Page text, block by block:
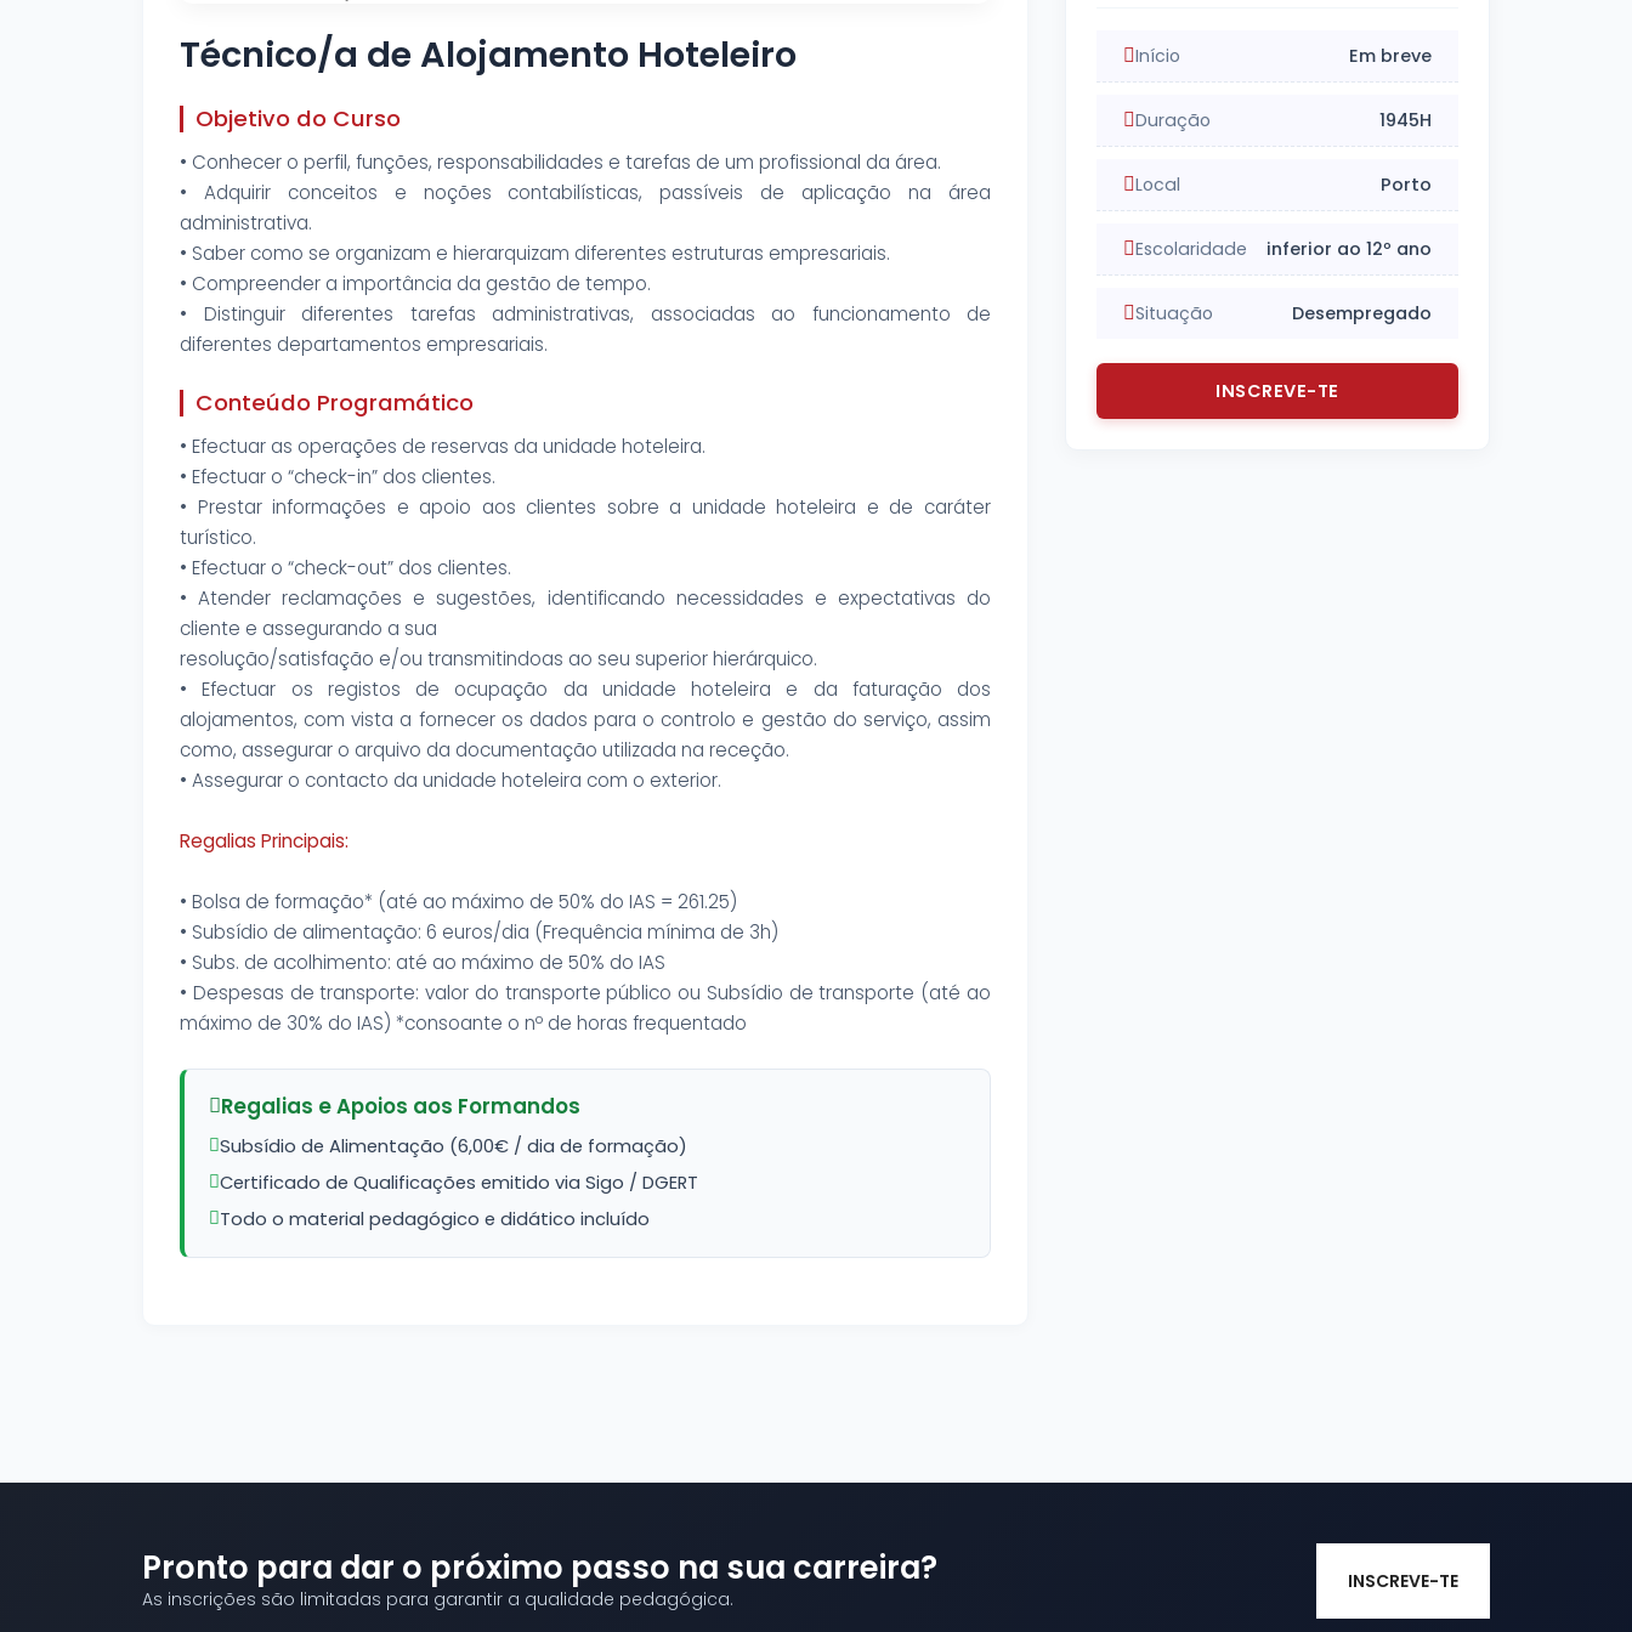
Técnico/a de Alojamento Hoteleiro
Objetivo do Curso
• Conhecer o perfil, funções, responsabilidades e tarefas de um profissional da área.
• Adquirir conceitos e noções contabilísticas, passíveis de aplicação na área
administrativa.
• Saber como se organizam e hierarquizam diferentes estruturas empresariais.
• Compreender a importância da gestão de tempo.
• Distinguir diferentes tarefas administrativas, associadas ao funcionamento de
diferentes departamentos empresariais.
Conteúdo Programático
• Efectuar as operações de reservas da unidade hoteleira.
• Efectuar o “check-in” dos clientes.
• Prestar informações e apoio aos clientes sobre a unidade hoteleira e de caráter
turístico.
• Efectuar o “check-out” dos clientes.
• Atender reclamações e sugestões, identificando necessidades e expectativas do
cliente e assegurando a sua
resolução/satisfação e/ou transmitindo­as ao seu superior hierárquico.
• Efectuar os registos de ocupação da unidade hoteleira e da faturação dos
alojamentos, com vista a fornecer os dados para o controlo e gestão do serviço, assim
como, assegurar o arquivo da documentação utilizada na receção.
• Assegurar o contacto da unidade hoteleira com o exterior.
Regalias Principais:
• Bolsa de formação* (até ao máximo de 50% do IAS = 261.25)
• Subsídio de alimentação: 6 euros/dia (Frequência mínima de 3h)
• Subs. de acolhimento: até ao máximo de 50% do IAS
• Despesas de transporte: valor do transporte público ou Subsídio de transporte (até ao
máximo de 30% do IAS) *consoante o nº de horas frequentado
Regalias e Apoios aos Formandos
Subsídio de Alimentação (6,00€ / dia de formação)
Certificado de Qualificações emitido via Sigo / DGERT
Todo o material pedagógico e didático incluído
Início Em breve
Duração 1945H
Local Porto
Escolaridade inferior ao 12º ano
Situação Desempregado
INSCREVE-TE
Pronto para dar o próximo passo na sua carreira?
As inscrições são limitadas para garantir a qualidade pedagógica.
INSCREVE-TE